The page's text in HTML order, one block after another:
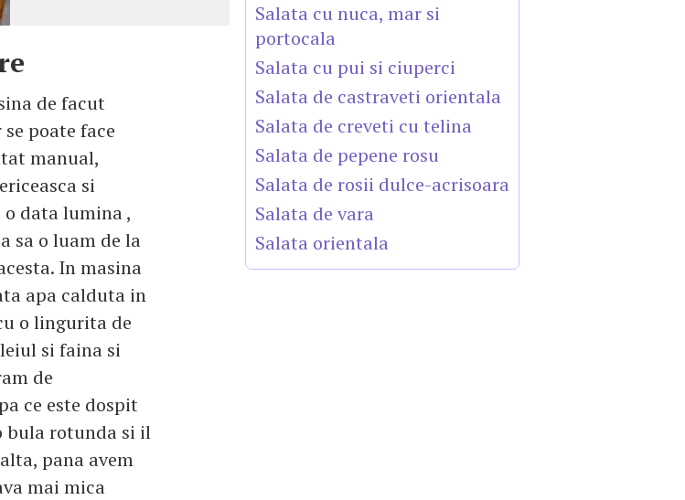
de facut
poate face
manual,
si
data lumina ,
sa o luam de la
In masina
apa calduta in
o lingurita de
si faina si
de
ce este dospit
bula rotunda si il
pana avem
mai mica
Salata cu nuca, mar si
portocala
Salata cu pui si ciuperci
Salata de castraveti orientala
Salata de creveti cu telina
Salata de pepene rosu
Salata de rosii dulce-acrisoara
Salata de vara
Salata orientala